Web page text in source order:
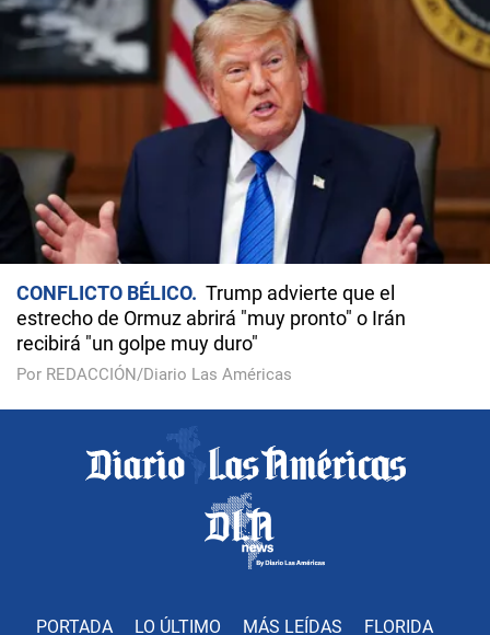
CONFLICTO BÉLICO
Trump advierte que el
estrecho de Ormuz abrirá "muy pronto" o Irán
recibirá "un golpe muy duro"
Por REDACCIÓN/Diario Las Américas
PORTADA LO ÚLTIMO MÁS LEÍDAS FLORIDA